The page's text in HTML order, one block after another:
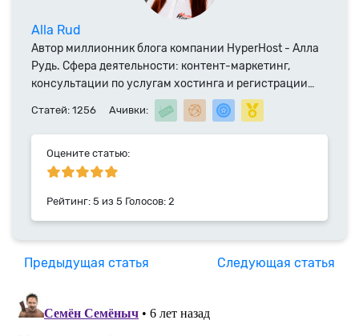
Alla Rud
Автор миллионник блога компании HyperHost - Алла
Рудь. Сфера деятельности: контент-маркетинг,
консультации по услугам хостинга и регистрации
доменных имен. Специалист компании HyperHost.UA
Статей: 1256 Ачивки:
Оцените статью:
Рейтинг: 5 из 5 Голосов: 2
Предыдущая статья Следующая статья